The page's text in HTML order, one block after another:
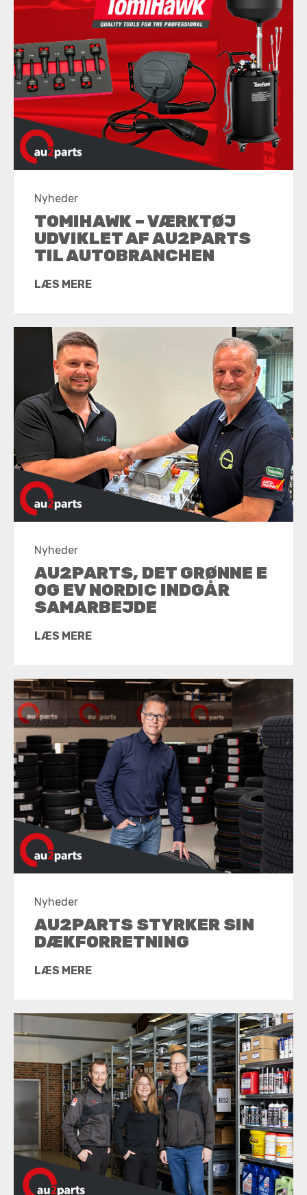
Nyheder
TOMIHAWK – VÆRKTØJ
UDVIKLET AF AU2PARTS
TIL AUTOBRANCHEN
LÆS MERE
Nyheder
AU2PARTS, DET GRØNNE E
OG EV NORDIC INDGÅR
SAMARBEJDE
LÆS MERE
Nyheder
AU2PARTS STYRKER SIN
DÆKFORRETNING
LÆS MERE